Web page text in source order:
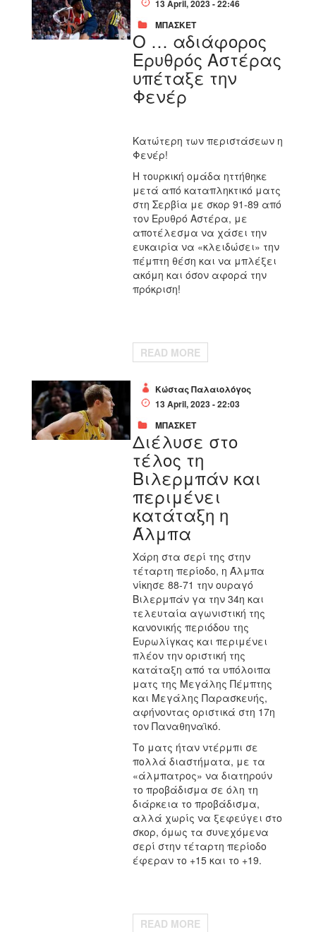
13 April, 2023 - 22:46
ΜΠΑΣΚΕΤ
Ο … αδιάφορος
Ερυθρός Αστέρας
υπέταξε την
Φενέρ
Κατώτερη των περιστάσεων η
Φενέρ!
Η τουρκική ομάδα ηττήθηκε
μετά από καταπληκτικό ματς
στη Σερβία με σκορ 91-89 από
τον Ερυθρό Αστέρα, με
αποτέλεσμα να χάσει την
ευκαιρία να «κλειδώσει» την
πέμπτη θέση και να μπλέξει
ακόμη και όσον αφορά την
πρόκριση!
READ MORE
Κώστας Παλαιολόγος
13 April, 2023 - 22:03
ΜΠΑΣΚΕΤ
Διέλυσε στο
τέλος τη
Βιλερμπάν και
περιμένει
κατάταξη η
Άλμπα
Χάρη στα σερί της στην
τέταρτη περίοδο, η Άλμπα
νίκησε 88-71 την ουραγό
Βιλερμπάν γα την 34η και
τελευταία αγωνιστική της
κανονικής περιόδου της
Ευρωλίγκας και περιμένει
πλέον την οριστική της
κατάταξη από τα υπόλοιπα
ματς της Μεγάλης Πέμπτης
και Μεγάλης Παρασκευής,
αφήνοντας οριστικά στη 17η
τον Παναθηναϊκό.
Το ματς ήταν ντέρμπι σε
πολλά διαστήματα, με τα
«άλμπατρος» να διατηρούν
το προβάδισμα σε όλη τη
διάρκεια το προβάδισμα,
αλλά χωρίς να ξεφεύγει στο
σκορ, όμως τα συνεχόμενα
σερί στην τέταρτη περίοδο
έφεραν το +15 και το +19.
READ MORE